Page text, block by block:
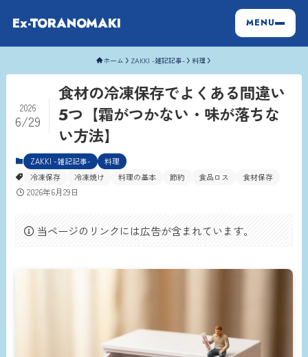
Ex-TORANOMAKI MENU
ホーム ZAKKI -雑記記事- 料理
食材の冷凍保存でよくある間違い
5つ【霜がつかない・味が落ちな
い方法】
2026
6/29
ZAKKI -雑記記事-
料理
冷凍保存
冷凍焼け 料理の基本 節約 食品ロス 食材保存
2026年6月29日
当ページのリンクには広告が含まれています。